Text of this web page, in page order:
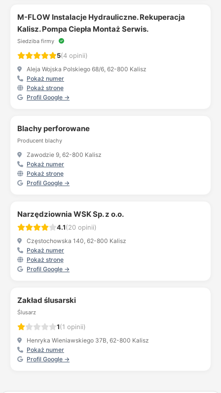
M-FLOW Instalacje Hydrauliczne. Rekuperacja
Kalisz. Pompa Ciepła Montaż Serwis.
Siedziba firmy
5(4 opinii)
Aleja Wojska Polskiego 68/6, 62-800 Kalisz
Pokaż numer
Pokaż stronę
Profil Google →
Blachy perforowane
Producent blachy
Zawodzie 9, 62-800 Kalisz
Pokaż numer
Pokaż stronę
Profil Google →
Narzędziownia WSK Sp. z o.o.
4.1(20 opinii)
Częstochowska 140, 62-800 Kalisz
Pokaż numer
Pokaż stronę
Profil Google →
Zakład ślusarski
Ślusarz
1(1 opinii)
Henryka Wieniawskiego 37B, 62-800 Kalisz
Pokaż numer
Profil Google →